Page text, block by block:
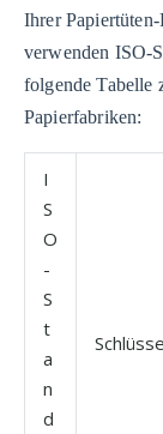
Ihrer
verwenden ISO-
folgende Tabelle
Papierfabriken:
I
S
O
-
S
t
a
n
d